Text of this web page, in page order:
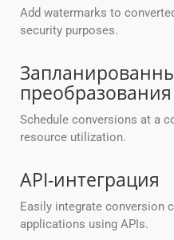
Add watermarks to
security purposes.
преобразования
Schedule conversions at a
resource utilization.
API-интеграция
Easily integrate conversion
applications using APIs.